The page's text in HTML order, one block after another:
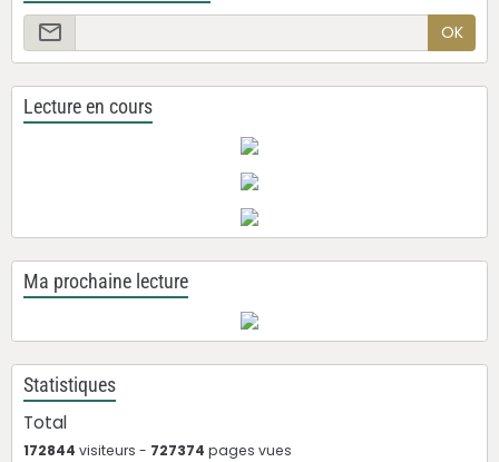
OK
Lecture en cours
Ma prochaine lecture
Statistiques
Total
172844 visiteurs - 727374 pages vues